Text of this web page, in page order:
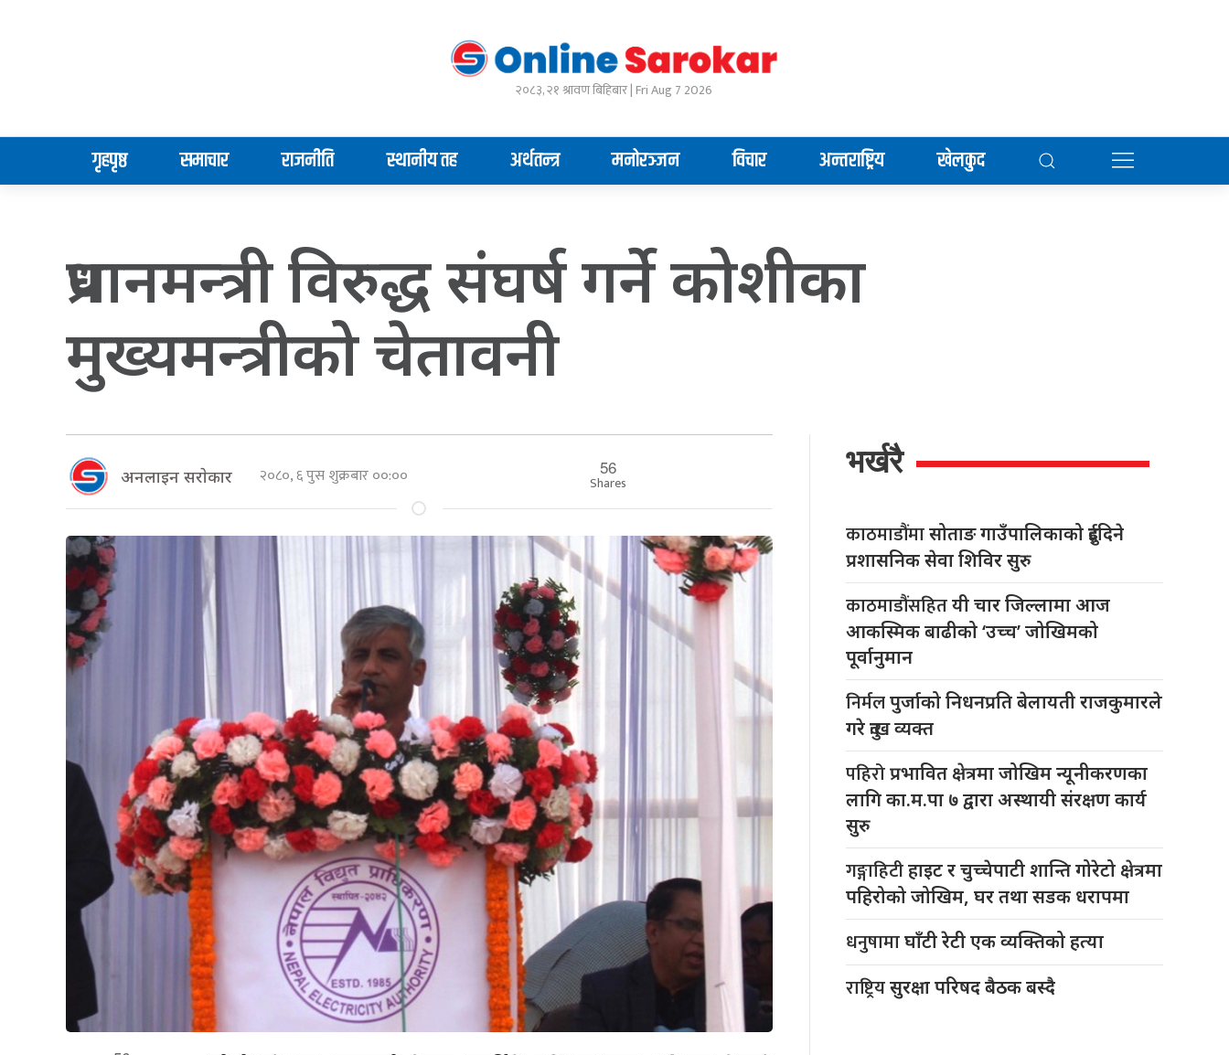
२०८३, २१ श्रावण बिहिबार | Fri Aug 7 2026
गृहपृष्ठ समाचार राजनीति स्थानीय तह अर्थतन्त्र मनोरञ्जन विचार अन्तराष्ट्रिय खेलकुद
प्रधानमन्त्री विरुद्ध संघर्ष गर्ने कोशीका
मुख्यमन्त्रीको चेतावनी
अनलाइन सराेकार २०८०, ६ पुस शुक्रबार ००:०० 56
Shares
भर्खरै
काठमाडौंमासोताङ गाउँपालिकाको दुईदिने
प्रशासनिक सेवा शिविर सुरु
काठमाडौंसहितयी चार जिल्लामा आज
आकस्मिक बाढीको ‘उच्च’ जोखिमको
पूर्वानुमान
निर्मलपुर्जाको निधनप्रति बेलायती राजकुमारले
गरे दुःख व्यक्त
पहिरोप्रभावित क्षेत्रमा जोखिम न्यूनीकरणका
लागि का.म.पा ७ द्वारा अस्थायी संरक्षण कार्य
सुरु
गङ्गाहिटीहाइट र चुच्चेपाटी शान्ति गोरेटो क्षेत्रमा
पहिरोको जोखिम, घर तथा सडक धरापमा
धनुषामाघाँटी रेटी एक व्यक्तिको हत्या
राष्ट्रियसुरक्षा परिषद बैठक बस्दै